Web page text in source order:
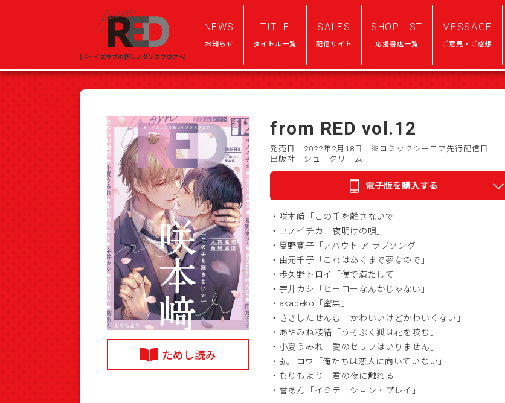
[ボーイズラブの新しいダンスフロアへ]
NEWS
お知らせ
TITLE
タイトル一覧
SALES
配信サイト
SHOPLIST
応援書店一覧
MESSAGE
ご意見・ご感想
ためし読み
from RED vol.12
発売日 2022年2月18日
※コミックシーモア先行配信日
出版社 シュークリーム
電子版を購入する
・咲本﨑「この手を離さないで」
・ユノイチカ「夜明けの唄」
・夏野寛子「アバウト ア ラブソング」
・由元千子「これはあくまで夢なので」
・歩久野トロイ「僕で満たして」
・宇井カシ「ヒーローなんかじゃない」
・akabeko「蜜果」
・さきしたせんむ「かわいいけどかわいくない」
・あやみね稜緒「うそぶく狐は花を咬む」
・小夏うみれ「愛のセリフはいりません」
・弘川コウ「俺たちは恋人に向いていない」
・もりもより「君の夜に触れる」
・誉あん「イミテーション・プレイ」